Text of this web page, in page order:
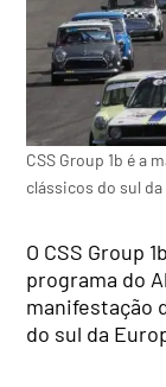
CSS Group 1b é a
clássicos do sul
O CSS Group
programa do
manifestação
do sul da